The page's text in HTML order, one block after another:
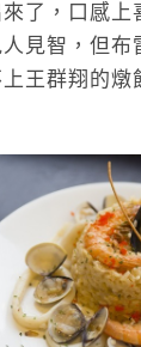
了，口感上
見智，但布
王群翔的燉